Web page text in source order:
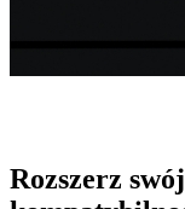
Rozszerz